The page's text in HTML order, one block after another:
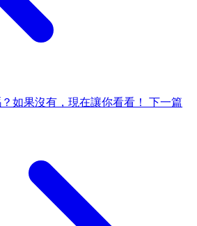
如果沒有，現在讓你看看！ 下一篇